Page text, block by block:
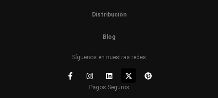
Distribución
Blog
Síguenos en nuestras redes
Pagos Seguros